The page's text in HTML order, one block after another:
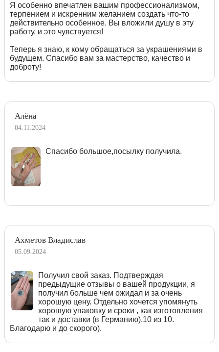
Я особенно впечатлен вашим профессионализмом,
терпением и искренним желанием создать что-то
действительно особенное. Вы вложили душу в эту
работу, и это чувствуется!
Теперь я знаю, к кому обращаться за украшениями в
будущем. Спасибо вам за мастерство, качество и
доброту!
Алёна
04.11.2024
Спасибо большое,посылку получила.
Ахметов Владислав
05.09.2024
Получил свой заказ. Подтверждая
предыдущие отзывы о вашей продукции, я
получил больше чем ожидал и за очень
хорошую цену. Отдельно хочется упомянуть
хорошую упаковку и сроки , как изготовления
так и доставки (в Германию).10 из 10.
Благодарю и до скорого).